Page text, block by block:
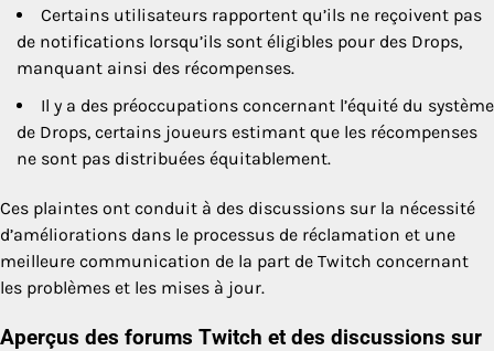
Certains utilisateurs rapportent qu’ils ne reçoivent pas
de notifications lorsqu’ils sont éligibles pour des Drops,
manquant ainsi des récompenses.
Il y a des préoccupations concernant l’équité du système
de Drops, certains joueurs estimant que les récompenses
ne sont pas distribuées équitablement.
Ces plaintes ont conduit à des discussions sur la nécessité
d’améliorations dans le processus de réclamation et une
meilleure communication de la part de Twitch concernant
les problèmes et les mises à jour.
Aperçus des forums Twitch et des discussions sur